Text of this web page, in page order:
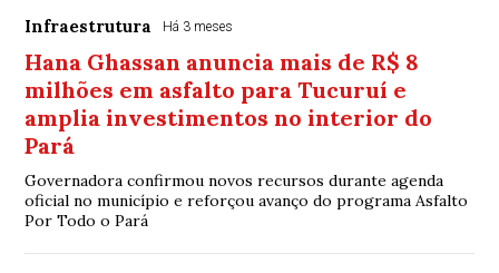
Infraestrutura Há 3 meses
Hana Ghassan anuncia mais de R$ 8
milhões em asfalto para Tucuruí e
amplia investimentos no interior do
Pará
Governadora confirmou novos recursos durante agenda
oficial no município e reforçou avanço do programa Asfalto
Por Todo o Pará